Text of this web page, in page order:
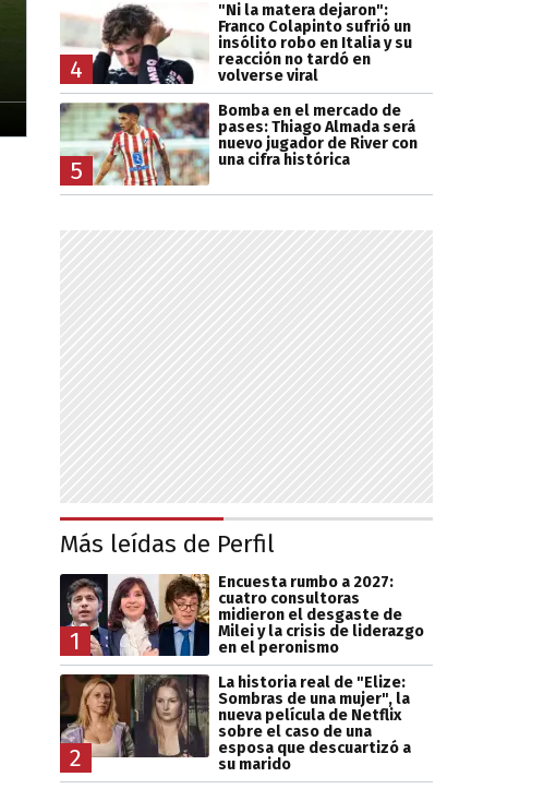
4
"Ni la matera dejaron":
Franco Colapinto sufrió un
insólito robo en Italia y su
reacción no tardó en
volverse viral
5
Bomba en el mercado de
pases: Thiago Almada será
nuevo jugador de River con
una cifra histórica
Más leídas de Perfil
1
Encuesta rumbo a 2027:
cuatro consultoras
midieron el desgaste de
Milei y la crisis de liderazgo
en el peronismo
2
La historia real de "Elize:
Sombras de una mujer", la
nueva película de Netflix
sobre el caso de una
esposa que descuartizó a
su marido